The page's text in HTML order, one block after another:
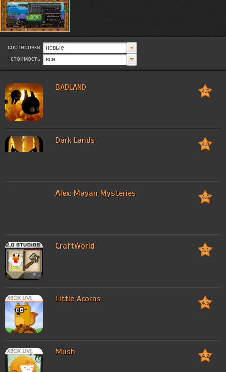
сортировка
новые
стоимость
все
4.5
BADLAND
4.8
Dark Lands
4.6
Alex: Mayan Mysteries
3.1
CraftWorld
4.5
Little Acorns
4.2
Mush